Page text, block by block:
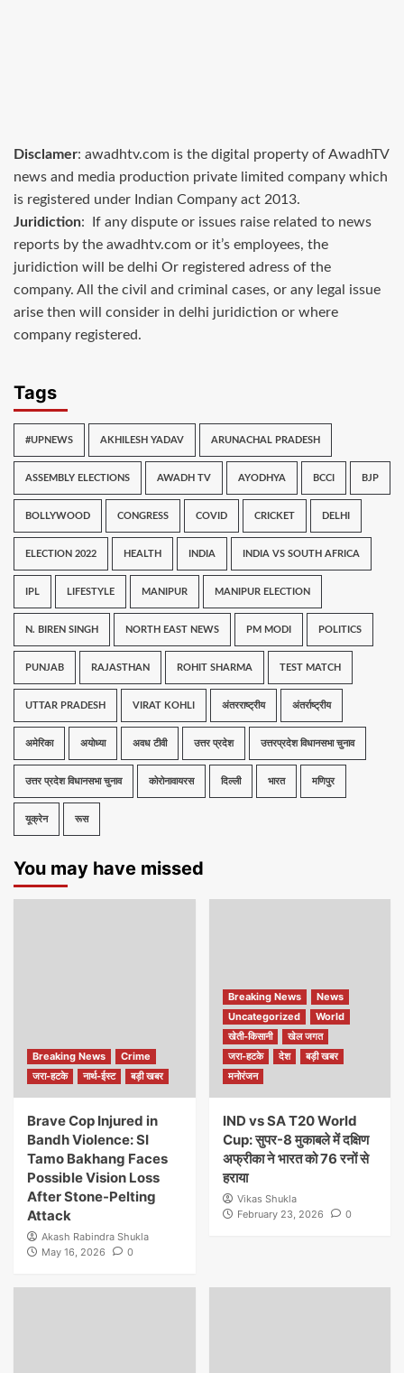
Disclamer: awadhtv.com is the digital property of AwadhTV
news and media production private limited company which
is registered under Indian Company act 2013.
Juridiction: If any dispute or issues raise related to news
reports by the awadhtv.com or it’s employees, the
juridiction will be delhi Or registered adress of the
company. All the civil and criminal cases, or any legal issue
arise then will consider in delhi juridiction or where
company registered.
Tags
#UPNEWS AKHILESH YADAV ARUNACHAL PRADESH
ASSEMBLY ELECTIONS AWADH TV AYODHYA BCCI BJP
BOLLYWOOD CONGRESS COVID CRICKET DELHI
ELECTION 2022 HEALTH INDIA INDIA VS SOUTH AFRICA
IPL LIFESTYLE MANIPUR MANIPUR ELECTION
N. BIREN SINGH NORTH EAST NEWS PM MODI POLITICS
PUNJAB RAJASTHAN ROHIT SHARMA TEST MATCH
UTTAR PRADESH VIRAT KOHLI अंतरराष्ट्रीय अंतर्राष्ट्रीय
अमेरिका अयोध्या अवध टीवी उत्तर प्रदेश उत्तरप्रदेश विधानसभा चुनाव
उत्तर प्रदेश विधानसभा चुनाव कोरोनावायरस दिल्ली भारत मणिपुर
यूक्रेन रूस
You may have missed
Breaking News
Crime
जरा-हटके
नार्थ-ईस्ट बड़ी खबर
Brave Cop Injured in
Bandh Violence: SI
Tamo Bakhang Faces
Possible Vision Loss
After Stone-Pelting
Attack
Akash Rabindra Shukla
May 16, 2026
0
Breaking News
News
Uncategorized
World
खेती-किसानी
खेल जगत
जरा-हटके
देश
बड़ी खबर
मनोरंजन
IND vs SA T20 World
Cup: सुपर-8 मुकाबले में दक्षिण
अफ्रीका ने भारत को 76 रनों से
हराया
Vikas Shukla
February 23, 2026
0